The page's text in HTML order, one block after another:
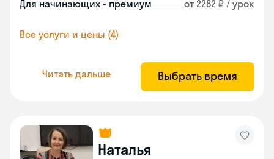
Для начинающих - премиум от 2282 ₽ / урок
Все услуги и цены (4)
Читать дальше Выбрать время
Наталья